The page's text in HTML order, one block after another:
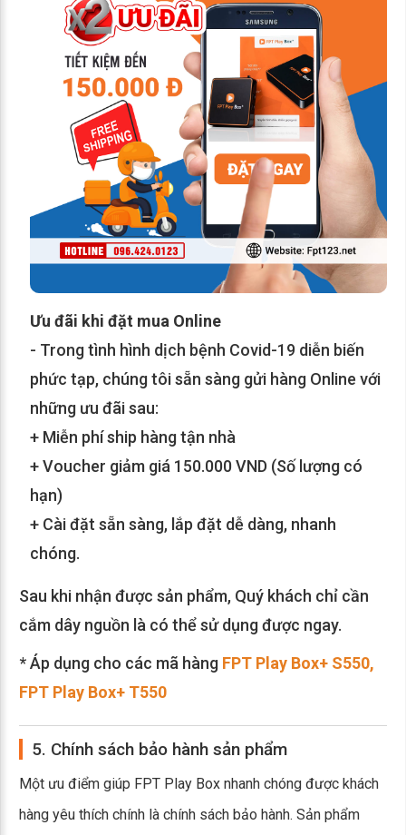
Ưu đãi khi đặt mua Online
- Trong tình hình dịch bệnh Covid-19 diễn biến
phức tạp, chúng tôi sẵn sàng gửi hàng Online với
những ưu đãi sau:
+ Miễn phí ship hàng tận nhà
+ Voucher giảm giá 150.000 VND (Số lượng có
hạn)
+ Cài đặt sẵn sàng, lắp đặt dễ dàng, nhanh
chóng.
Sau khi nhận được sản phẩm, Quý khách chỉ cần
cắm dây nguồn là có thể sử dụng được ngay.
* Áp dụng cho các mã hàng FPT Play Box+ S550,
FPT Play Box+ T550
5. Chính sách bảo hành sản phẩm
Một ưu điểm giúp FPT Play Box nhanh chóng được khách
hàng yêu thích chính là chính sách bảo hành. Sản phẩm